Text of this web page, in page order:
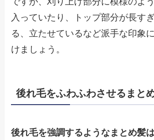
入っていたり、トップ部分が長す
る、立たせているなど派手な印象
けましょう。
後れ毛をふわふわさせるまと
後れ毛を強調するようなまとめ髪